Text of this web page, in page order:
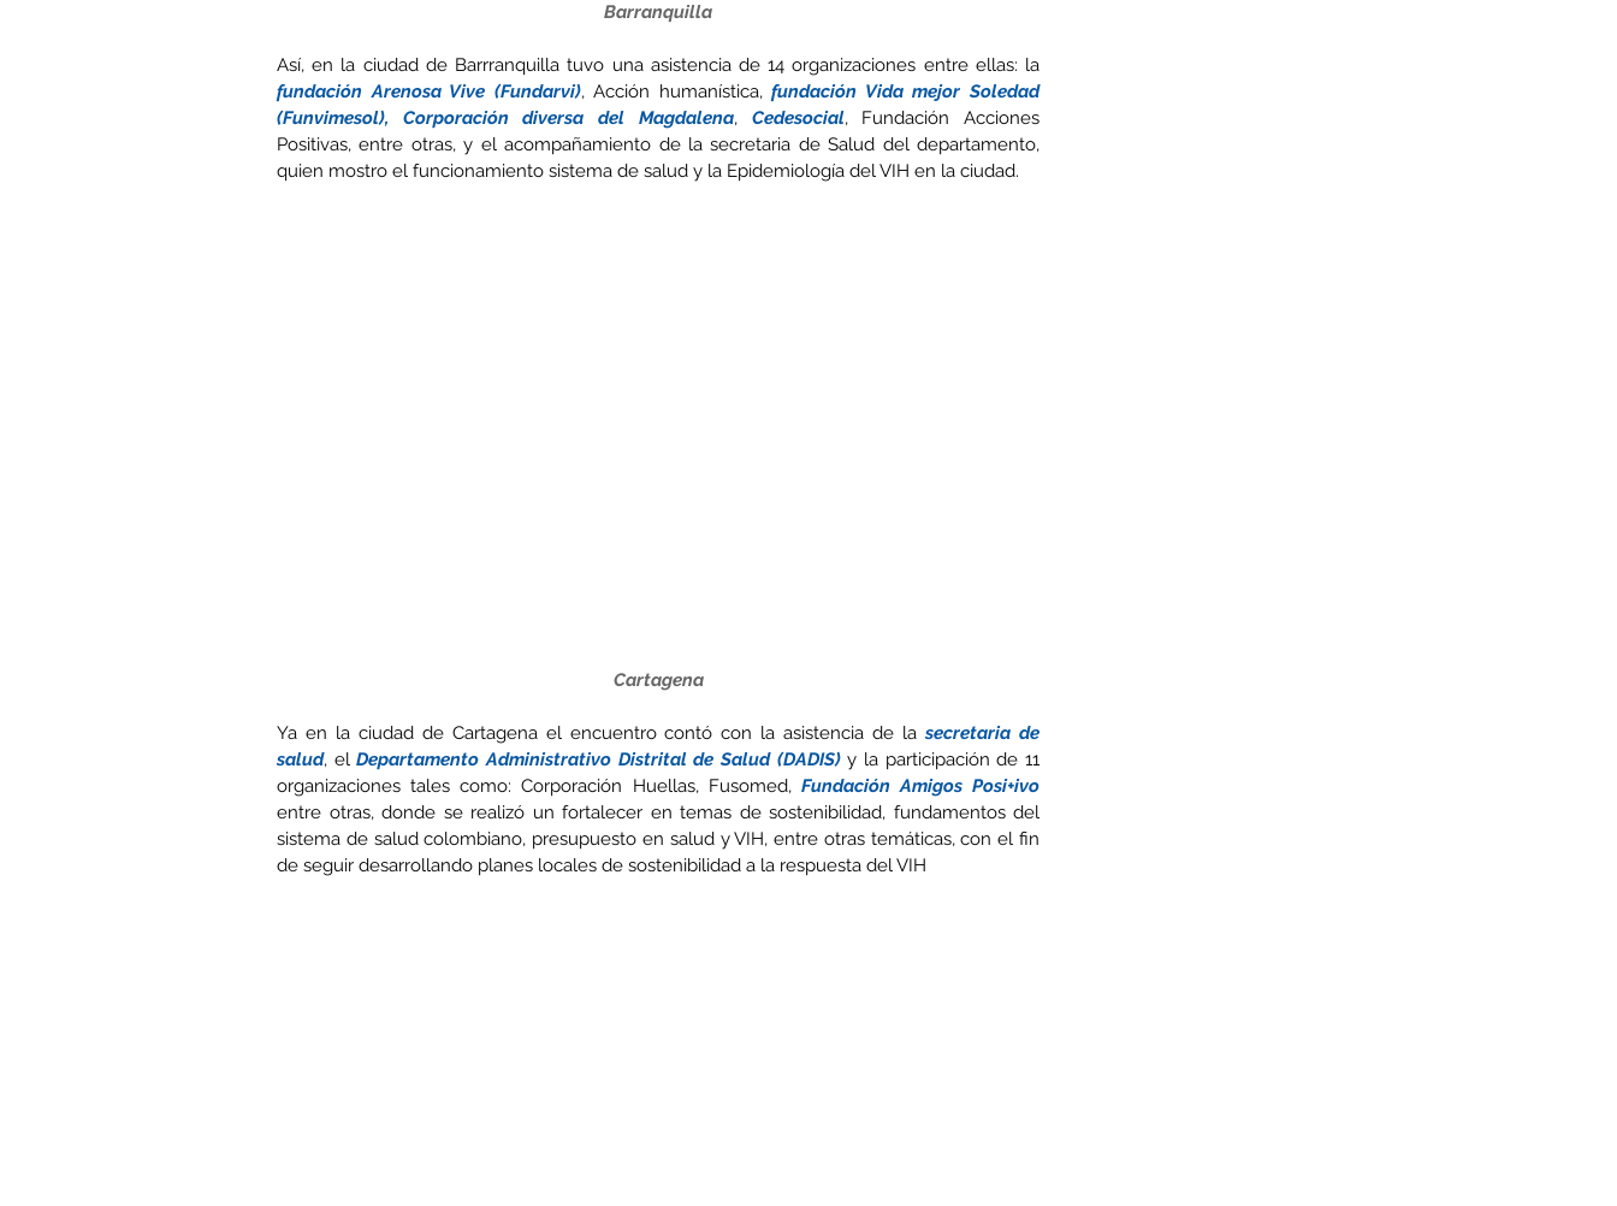
Barranquilla
fundación Arenosa Vive (Fundarvi), Acción humanística, fundación Vida mejor Soledad
(Funvimesol),
Corporación diversa del Magdalena, Cedesocial, Fundación Acciones
Positivas, entre otras, y el acompañamiento de la secretaria de Salud del departamento,
quien mostro el funcionamiento sistema de salud y la Epidemiología del VIH en la ciudad.
Cartagena
Ya en la ciudad de Cartagena el encuentro contó con la asistencia de la secretaria de
salud, el Departamento Administrativo Distrital de Salud (DADIS) y la participación de 11
organizaciones tales como: Corporación Huellas, Fusomed, Fundación Amigos Posi+ivo
entre otras, donde se realizó un fortalecer en temas de sostenibilidad, fundamentos del
sistema de salud colombiano, presupuesto en salud y VIH, entre otras temáticas, con el fin
de seguir desarrollando planes locales de sostenibilidad a la respuesta del VIH